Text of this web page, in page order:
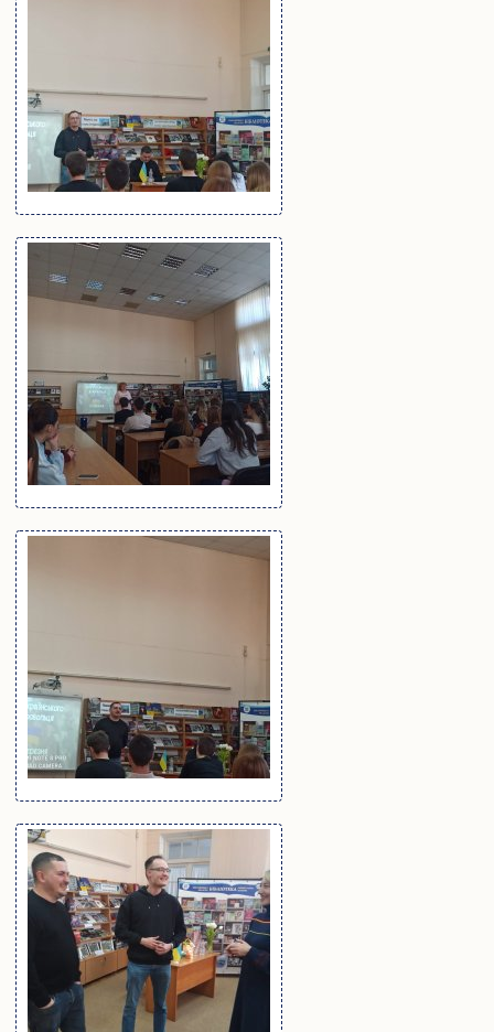
Вартість навчання на контрактній основі
Подача електронної заяви
Поновлення та переведення на навчання
Реєстраціія електронного кабіінету для вступу на
магістратуру
Інформація про вступ до аспірантури і докторантури
Програми вступних випробувань
Співбесіда
Рейтингові списки
Захист персональних даних
Ваучер на навчання від центру зайнятості
Особам з особливими освітніми потребами
Проживання студентів
Освіта іноземних студентів
Студенту
Оголошення
Освітній процес
Розклади занять
Електронні журнали обліку успішності
Навчально-методичне забезпечення
Студентське самоврядування
Військова кафедра
IT сервіси Університету
Офіс студента
Пам’ятаємо. Єднаємося. Переможемо!
Соціально-психологічна допомога внутрішньо переміщеним
особам
Електронна скринька довіри
Аспіранту і докторанту
Загальна інформація
Інформація про вступ до аспірантури та докторантури
Інформаційний пакет підготовки докторів філософії та
докторів наук
Вибіркові дисципліни